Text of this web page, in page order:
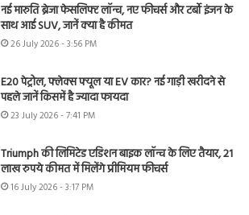
नई मारुति ब्रेजा फेसलिफ्ट लॉन्च, नए फीचर्स और टर्बो इंजन के
साथ आई SUV, जानें क्या है कीमत
26 July 2026 - 3:56 PM
E20 पेट्रोल, फ्लेक्स फ्यूल या EV कार? नई गाड़ी खरीदने से
पहले जानें किसमें है ज्यादा फायदा
23 July 2026 - 7:41 PM
Triumph की लिमिटेड एडिशन बाइक लॉन्च के लिए तैयार, 21
लाख रुपये कीमत में मिलेंगे प्रीमियम फीचर्स
16 July 2026 - 3:17 PM